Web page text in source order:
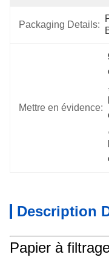
Packaging Details:
Mettre en évidence:
,
,
Description
Papier à